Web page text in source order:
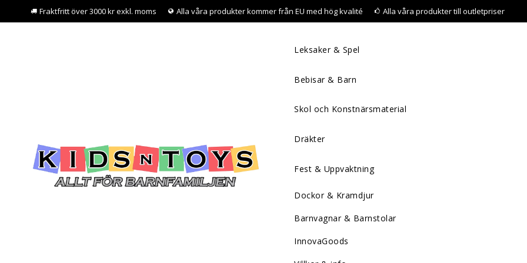
Fraktfritt över 3000 kr exkl. moms Alla våra produkter kommer från EU med hög kvalité Alla våra produkter till outletpriser
Leksaker & Spel
Bebisar & Barn
Skol och Konstnärsmaterial
Dräkter
Fest & Uppvaktning
Dockor & Kramdjur
Barnvagnar & Barnstolar
InnovaGoods